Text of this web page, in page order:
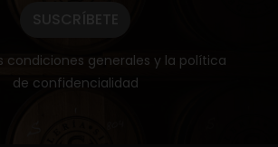
condiciones generales y la política
de confidencialidad